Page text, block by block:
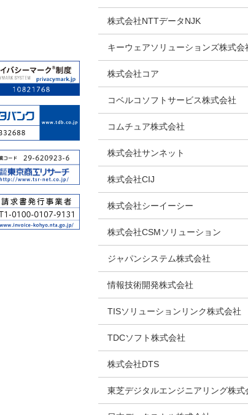
株式会社NTTデータNJK
キーウェアソリューションズ株式会
株式会社コア
コベルコソフトサービス株式会社
コムチュア株式会社
株式会社サンネット
株式会社CIJ
株式会社シーイーシー
株式会社CSMソリューション
ジャパンシステム株式会社
情報技術開発株式会社
TISソリューションリンク株式会社
TDCソフト株式会社
株式会社DTS
東芝デジタルエンジニアリング株式